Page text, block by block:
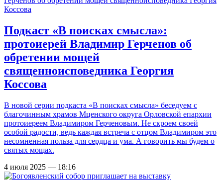
Подкаст «В поисках смысла»:
протоиерей Владимир Герченов об
обретении мощей
священноисповедника Георгия
Коссова
В новой серии подкаста «В поисках смысла» беседуем с
благочинным храмов Мценского округа Орловской епархии
протоиереем Владимиром Герченовым. Не скроем своей
особой радости, ведь каждая встреча с отцом Владимиром это
несомненная польза для сердца и ума. А говорить мы будем о
святых мощах.
4 июля 2025 — 18:16